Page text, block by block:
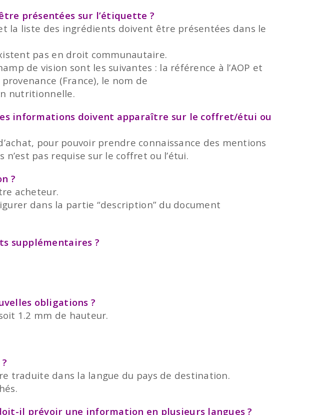
présentées sur l’étiquette ?
liste des ingrédients doivent être présentées dans le
pas en droit communautaire.
de vision sont les suivantes : la référence à l’AOP et
(France), le nom de
nutritionnelle.
informations doivent apparaître sur le coffret/étui ou
pour pouvoir prendre connaissance des mentions
pas requise sur le coffret ou l’étui.
?
acheteur.
dans la partie “description” du document
supplémentaires ?
obligations ?
1.2 mm de hauteur.
traduite dans la langue du pays de destination.
il prévoir une information en plusieurs langues ?